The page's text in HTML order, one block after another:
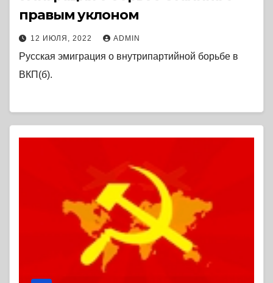
правым уклоном
12 ИЮЛЯ, 2022 ADMIN
Русская эмиграция о внутрипартийной борьбе в
ВКП(б).